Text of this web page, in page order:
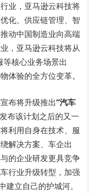
业，亚马逊云科技将
化、供应链管理、智
动中国制造业向高端
，亚马逊云科技将从
核心业务场景出
体验的全方位变革。
布将升级推出“汽车
布该计划之后的又一
利用自身在技术、服
解决方案、车企出
的企业研发更具竞争
行业升级转型，加强
建立自己的护城河。